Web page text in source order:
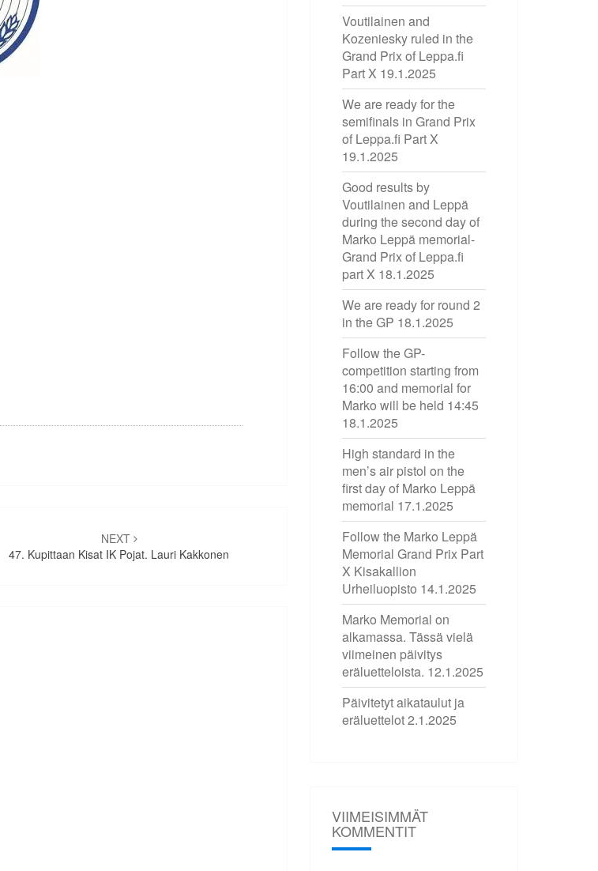
NEXT
47. Kupittaan Kisat IK Pojat. Lauri Kakkonen
Voutilainen and
Kozeniesky ruled in the
Grand Prix of Leppa.fi
Part X 19.1.2025
We are ready for the
semifinals in Grand Prix
of Leppa.fi Part X
19.1.2025
Good results by
Voutilainen and Leppä
during the second day of
Marko Leppä memorial-
Grand Prix of Leppa.fi
part X 18.1.2025
We are ready for round 2
in the GP 18.1.2025
Follow the GP-
competition starting from
16:00 and memorial for
Marko will be held 14:45
18.1.2025
High standard in the
men’s air pistol on the
first day of Marko Leppä
memorial 17.1.2025
Follow the Marko Leppä
Memorial Grand Prix Part
X Kisakallion
Urheiluopisto 14.1.2025
Marko Memorial on
alkamassa. Tässä vielä
viimeinen päivitys
eräluetteloista. 12.1.2025
Päivitetyt aikataulut ja
eräluettelot2.1.2025
VIIMEISIMMÄT
KOMMENTIT